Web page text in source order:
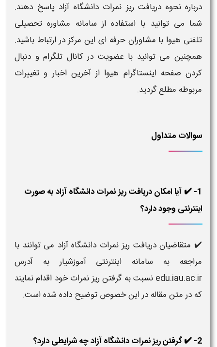
درباره نحوه دریافت ریز نمرات دانشگاه آزادپاسخ دهند.
شما می توانید با استفاده از سامانه مشاوره تحصیلی
تلفنی هیوا با مشاوران حرفه ای این مرکز در ارتباط باشید.
همچنین می توانید با عضویت در کانال تلگرام و دنبال
کردن صفحه اینستاگرام هیوا از آخرین اخبار و تغییرات
مربوطه مطلع گردید.
سوالات متداول
1- ✔️ آیا امکان دریافت ریز نمرات دانشگاه آزاد به صورت
اینترنتی وجود دارد؟
✔️ متقاضیان دریافت ریز نمرات دانشگاه آزاد می توانند با
مراجعه به سامانه اینترنتی آموزشیار به آدرس
edu.iau.ac.ir نسبت به گرفتن ریز نمرات خود اقدام نمایند
که در متن مقاله در این خصوص توضیح داده شده است.
2- ✔️ گرفتن ریز نمرات دانشگاه آزاد چه شرایطی دارد؟